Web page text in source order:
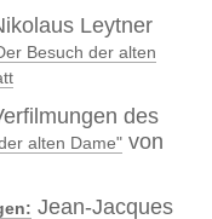
Leytner
Besuch der alten
des
alten Dame" von
Jean-Jacques